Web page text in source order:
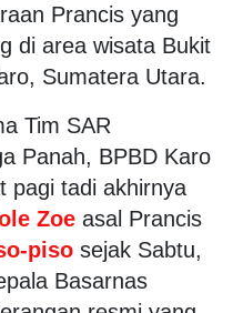
Prancis yang
di area wisata Bukit
Sumatera Utara.
Tim SAR
Panah, BPBD Karo
pagi tadi akhirnya
Zoe asal Prancis
piso sejak Sabtu,
Basarnas